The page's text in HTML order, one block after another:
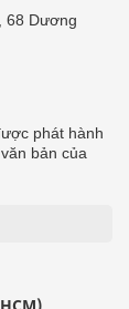
68 Dương
phát hành
bản của